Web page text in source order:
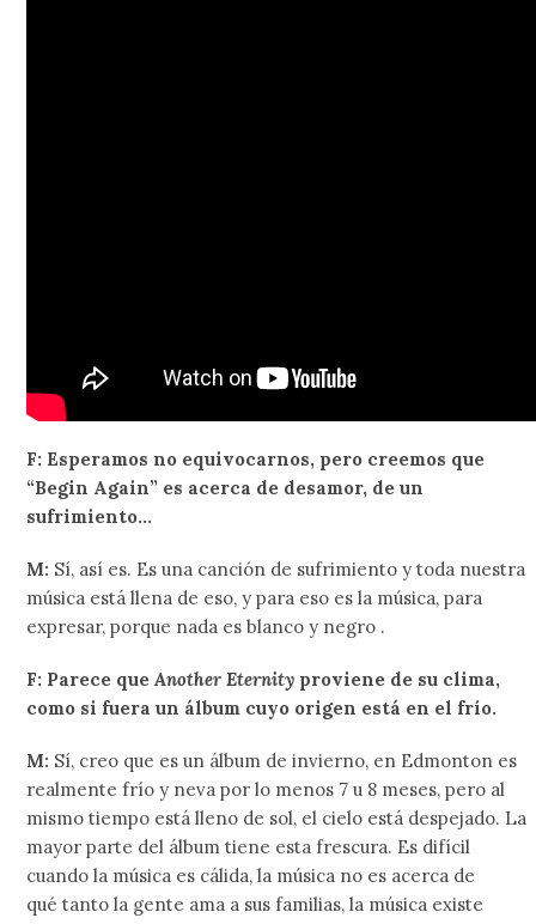
F: Esperamos no equivocarnos, pero creemos que
“Begin Again” es acerca de desamor, de un
sufrimiento…
M: Sí, así es. Es una canción de sufrimiento y toda nuestra
música está llena de eso, y para eso es la música, para
expresar, porque nada es blanco y negro .
F: Parece queAnother Eternity proviene de su clima,
como si fuera un álbum cuyo origen está en el frío.
M: Sí, creo que es un álbum de invierno, en Edmonton es
realmente frío y neva por lo menos 7 u 8 meses, pero al
mismo tiempo está lleno de sol, el cielo está despejado. La
mayor parte del álbum tiene esta frescura. Es difícil
cuando la música es cálida, la música no es acerca de
qué tanto la gente ama a sus familias, la música existe